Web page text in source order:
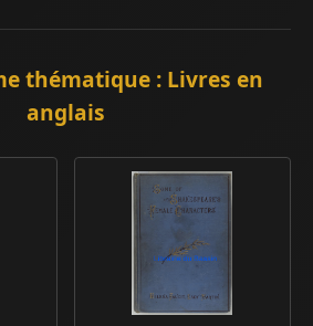
thématique : Livres en
anglais